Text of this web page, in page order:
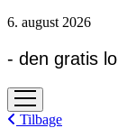
6. august 2026
- den gratis
open
menu
Tilbage